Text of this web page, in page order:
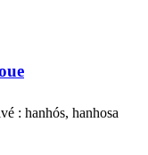
: hanhós, hanhosa